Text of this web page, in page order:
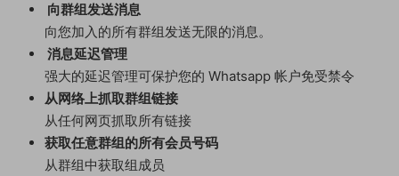
向群组发送消息
向您加入的所有群组发送无限的消息。
消息延迟管理
强大的延迟管理可保护您的 Whatsapp 帐户免受禁令
从网络上抓取群组链接
从任何网页抓取所有链接
获取任意群组的所有会员号码
从群组中获取组成员